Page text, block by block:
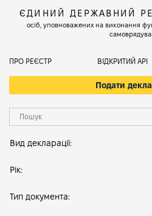
ЄДИНИЙ ДЕРЖАВНИЙ
осіб, уповноважених на виконання
ПРО РЕЄСТР ВІДКРИТИЙ АРІ
Подати
Вид декларації:
Рік:
Тип документа: